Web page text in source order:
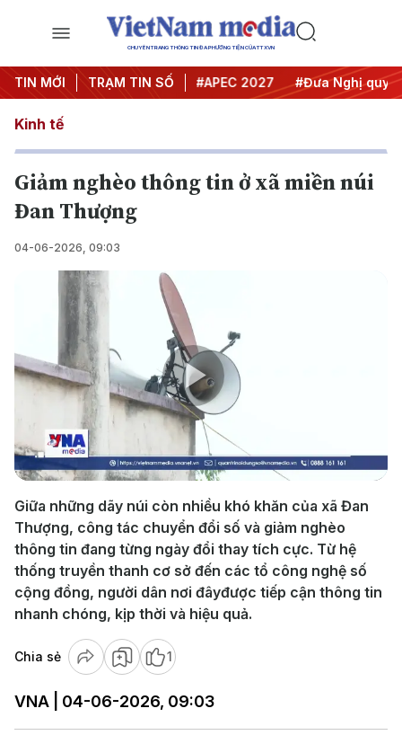
CHUYÊN TRANG THÔNG TIN ĐA PHƯƠNG TIỆN CỦA TTXVN
TIN MỚI TRẠM TIN SỐ
#Hội nghị Trung ương 3 #APEC 2027 #Đưa Nghị quyết
Kinh tế
Giảm nghèo thông tin ở xã miền núi
Đan Thượng
04-06-2026, 09:03
Play
Video
Giữa những dãy núi còn nhiều khó khăn của xã Đan
Thượng, công tác chuyển đổi số và giảm nghèo
thông tin đang từng ngày đổi thay tích cực. Từ hệ
thống truyền thanh cơ sở đến các tổ công nghệ số
cộng đồng, người dân nơi đâyđược tiếp cận thông tin
nhanh chóng, kịp thời và hiệu quả.
Chia sẻ 1
VNA | 04-06-2026, 09:03